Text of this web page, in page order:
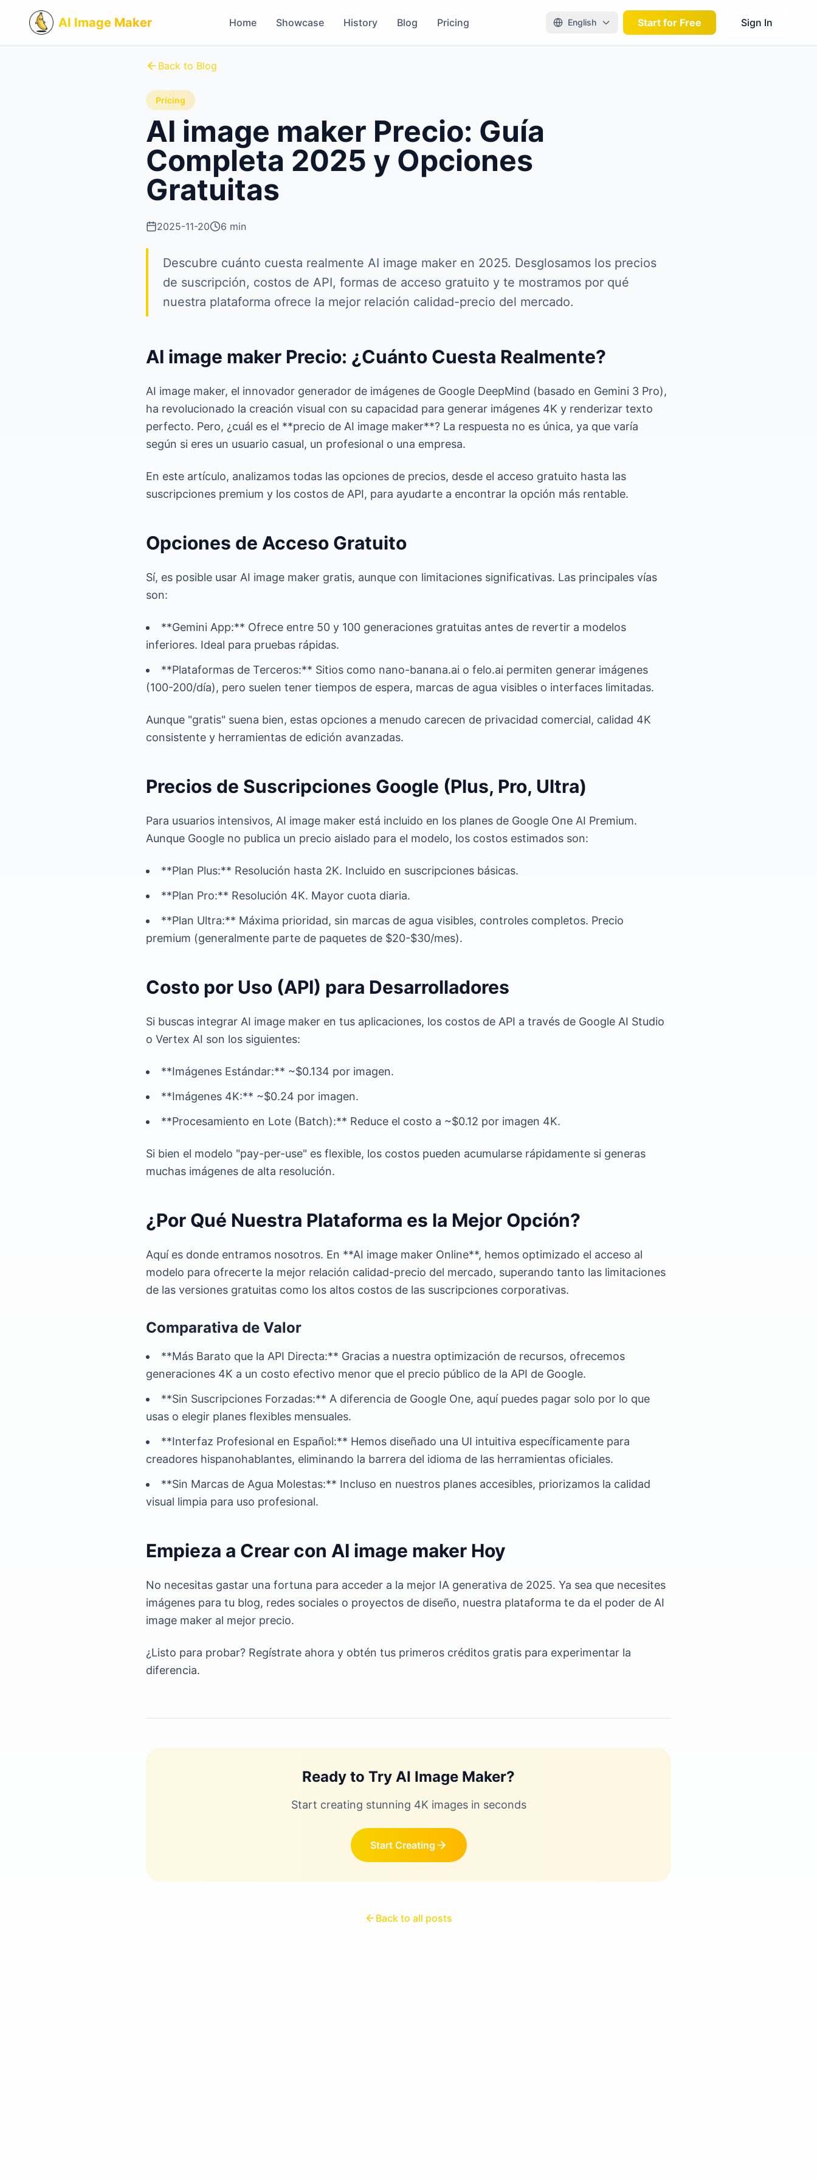
AI Image Maker Home Showcase History Blog Pricing English Start for Free Sign In
Back to Blog
Pricing
AI image maker Precio: Guía
Completa 2025 y Opciones
Gratuitas
2025-11-20 6 min
Descubre cuánto cuesta realmente AI image maker en 2025. Desglosamos los precios
de suscripción, costos de API, formas de acceso gratuito y te mostramos por qué
nuestra plataforma ofrece la mejor relación calidad-precio del mercado.
AI image maker Precio: ¿Cuánto Cuesta Realmente?
AI image maker, el innovador generador de imágenes de Google DeepMind (basado en Gemini 3 Pro),
ha revolucionado la creación visual con su capacidad para generar imágenes 4K y renderizar texto
perfecto. Pero, ¿cuál es el **precio de AI image maker**? La respuesta no es única, ya que varía
según si eres un usuario casual, un profesional o una empresa.
En este artículo, analizamos todas las opciones de precios, desde el acceso gratuito hasta las
suscripciones premium y los costos de API, para ayudarte a encontrar la opción más rentable.
Opciones de Acceso Gratuito
Sí, es posible usar AI image maker gratis, aunque con limitaciones significativas. Las principales vías
son:
**Gemini App:** Ofrece entre 50 y 100 generaciones gratuitas antes de revertir a modelos
inferiores. Ideal para pruebas rápidas.
**Plataformas de Terceros:** Sitios como nano-banana.ai o felo.ai permiten generar imágenes
(100-200/día), pero suelen tener tiempos de espera, marcas de agua visibles o interfaces limitadas.
Aunque "gratis" suena bien, estas opciones a menudo carecen de privacidad comercial, calidad 4K
consistente y herramientas de edición avanzadas.
Precios de Suscripciones Google (Plus, Pro, Ultra)
Para usuarios intensivos, AI image maker está incluido en los planes de Google One AI Premium.
Aunque Google no publica un precio aislado para el modelo, los costos estimados son:
**Plan Plus:** Resolución hasta 2K. Incluido en suscripciones básicas.
**Plan Pro:** Resolución 4K. Mayor cuota diaria.
**Plan Ultra:** Máxima prioridad, sin marcas de agua visibles, controles completos. Precio
premium (generalmente parte de paquetes de $20-$30/mes).
Costo por Uso (API) para Desarrolladores
Si buscas integrar AI image maker en tus aplicaciones, los costos de API a través de Google AI Studio
o Vertex AI son los siguientes:
**Imágenes Estándar:** ~$0.134 por imagen.
**Imágenes 4K:** ~$0.24 por imagen.
**Procesamiento en Lote (Batch):** Reduce el costo a ~$0.12 por imagen 4K.
Si bien el modelo "pay-per-use" es flexible, los costos pueden acumularse rápidamente si generas
muchas imágenes de alta resolución.
¿Por Qué Nuestra Plataforma es la Mejor Opción?
Aquí es donde entramos nosotros. En **AI image maker Online**, hemos optimizado el acceso al
modelo para ofrecerte la mejor relación calidad-precio del mercado, superando tanto las limitaciones
de las versiones gratuitas como los altos costos de las suscripciones corporativas.
Comparativa de Valor
**Más Barato que la API Directa:** Gracias a nuestra optimización de recursos, ofrecemos
generaciones 4K a un costo efectivo menor que el precio público de la API de Google.
**Sin Suscripciones Forzadas:** A diferencia de Google One, aquí puedes pagar solo por lo que
usas o elegir planes flexibles mensuales.
**Interfaz Profesional en Español:** Hemos diseñado una UI intuitiva específicamente para
creadores hispanohablantes, eliminando la barrera del idioma de las herramientas oficiales.
**Sin Marcas de Agua Molestas:** Incluso en nuestros planes accesibles, priorizamos la calidad
visual limpia para uso profesional.
Empieza a Crear con AI image maker Hoy
No necesitas gastar una fortuna para acceder a la mejor IA generativa de 2025. Ya sea que necesites
imágenes para tu blog, redes sociales o proyectos de diseño, nuestra plataforma te da el poder de AI
image maker al mejor precio.
¿Listo para probar? Regístrate ahora y obtén tus primeros créditos gratis para experimentar la
diferencia.
Ready to Try AI Image Maker?
Start creating stunning 4K images in seconds
Start Creating
Back to all posts